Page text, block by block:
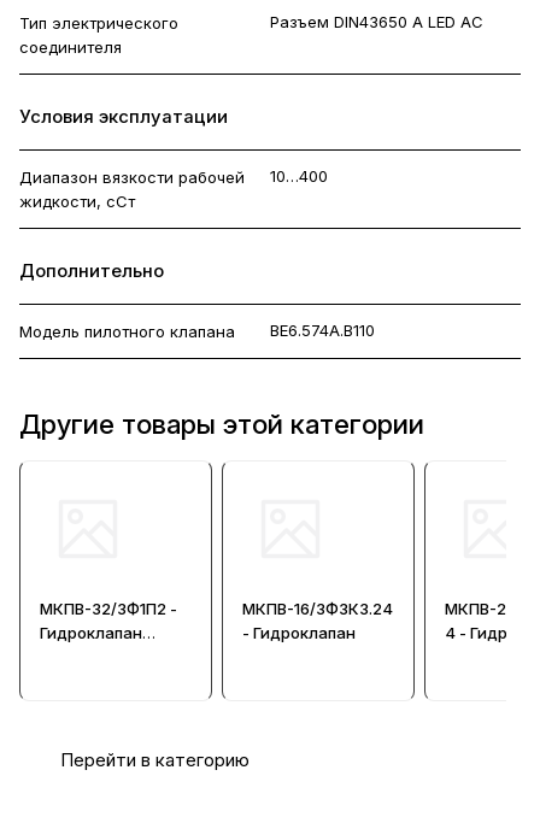
Тип электрического
соединителя
Разъем DIN43650 A LED AC
Условия эксплуатации
Диапазон вязкости рабочей
жидкости, сСт
10…400
Дополнительно
Модель пилотного клапана ВЕ6.574А.В110
Другие товары этой категории
МКПВ-32/3Ф1П2 -
Гидроклапан
МКПВ-16/3Ф3К3.24
- Гидроклапан
МКПВ-25/
4 -
Перейти в категорию